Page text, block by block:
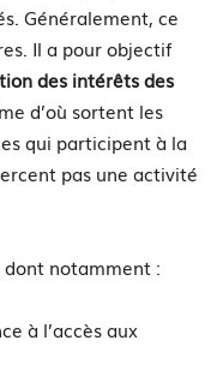
Généralement, ce
Il a pour objectif
des intérêts des
d’où sortent les
qui participent à la
pas une activité
dont notamment :
à l’accès aux